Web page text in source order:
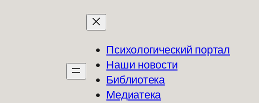
Психологический портал
Наши новости
Библиотека
Медиатека